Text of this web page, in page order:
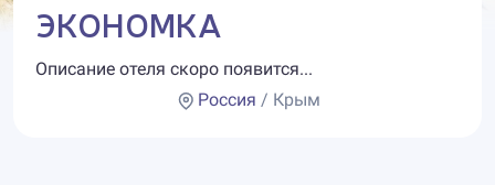
ЭКОНОМКА
Описание отеля скоро появится...
Россия / Крым